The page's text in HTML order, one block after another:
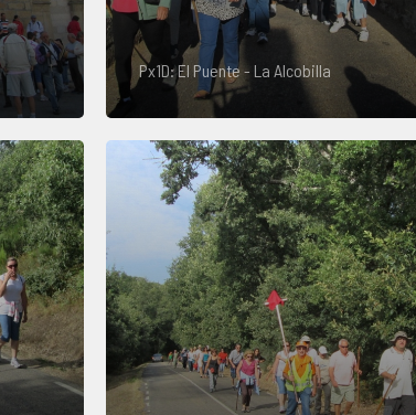
Px1D: El Puente - La Alcobilla